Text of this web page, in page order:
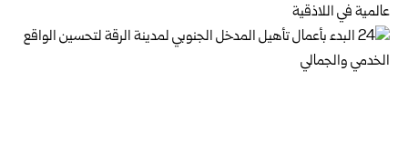
عالمية في اللاذقية